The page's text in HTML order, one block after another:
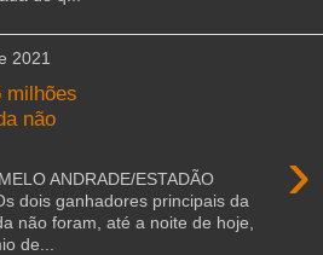
2021
milhões
não
›
ANDRADE/ESTADÃO
dois ganhadores principais da
não foram, até a noite de hoje,
de...